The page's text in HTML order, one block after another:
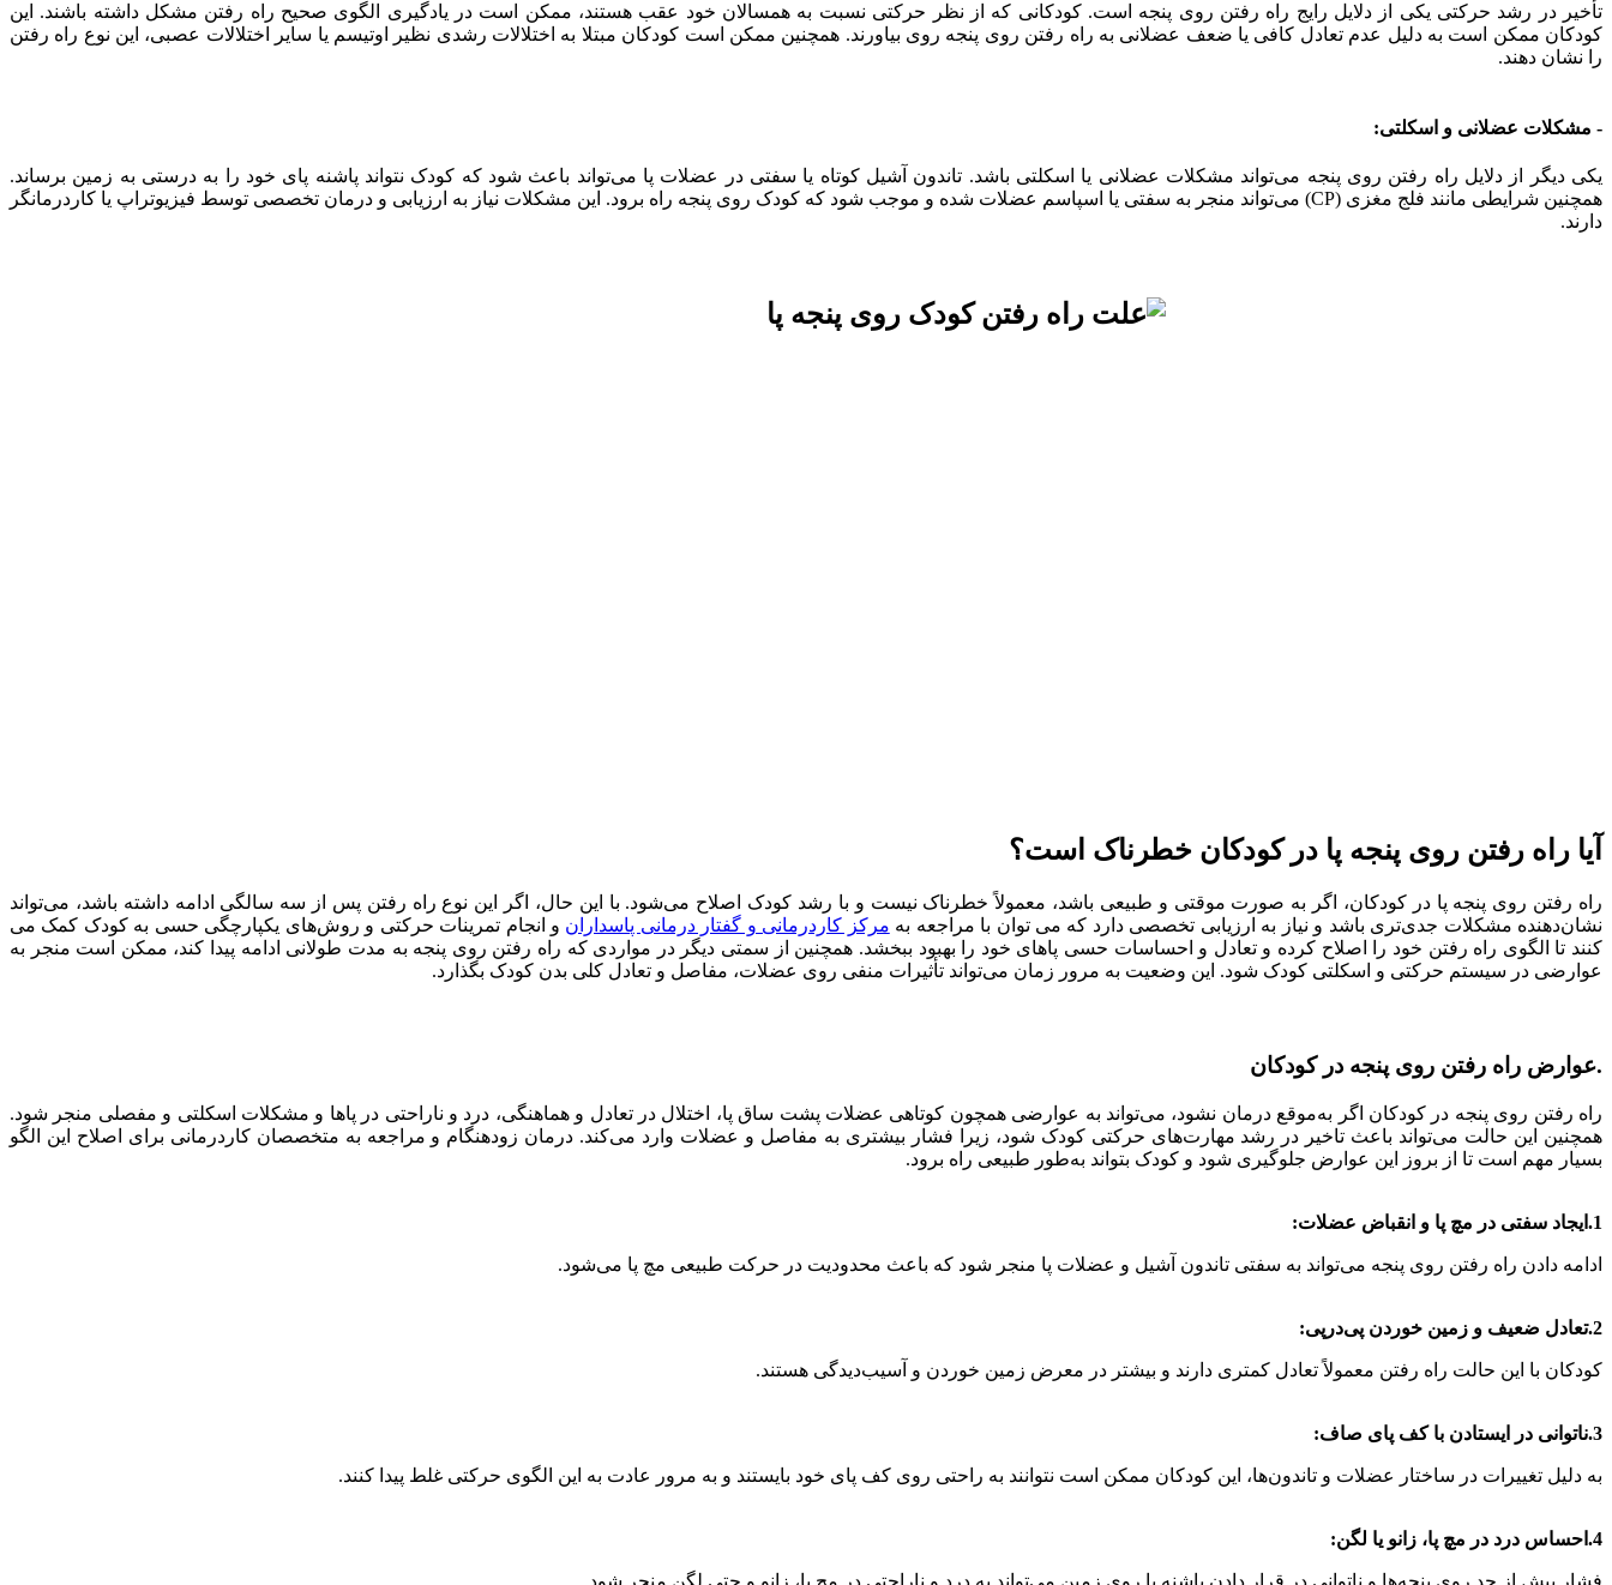
تأخیر در رشد حرکتی یکی از دلایل رایج راه رفتن روی پنجه است. کودکانی که از نظر حرکتی نسبت به همسالان خود عقب هستند، ممکن است در یادگیری الگوی صحیح راه رفتن مشکل داشته باشند. این
کودکان ممکن است به دلیل عدم تعادل کافی یا ضعف عضلانی به راه رفتن روی پنجه روی بیاورند. همچنین ممکن است کودکان مبتلا به اختلالات رشدی نظیر اوتیسم یا سایر اختلالات عصبی، این نوع راه رفتن
را نشان دهند.
- مشکلات عضلانی و اسکلتی:
یکی دیگر از دلایل راه رفتن روی پنجه می‌تواند مشکلات عضلانی یا اسکلتی باشد. تاندون آشیل کوتاه یا سفتی در عضلات پا می‌تواند باعث شود که کودک نتواند پاشنه پای خود را به درستی به زمین برساند.
همچنین شرایطی مانند فلج مغزی (CP) می‌تواند منجر به سفتی یا اسپاسم عضلات شده و موجب شود که کودک روی پنجه راه برود. این مشکلات نیاز به ارزیابی و درمان تخصصی توسط فیزیوتراپ یا کاردرمانگر
دارند.
آیا راه رفتن روی پنجه پا در کودکان خطرناک است؟
راه رفتن روی پنجه پا در کودکان، اگر به صورت موقتی و طبیعی باشد، معمولاً خطرناک نیست و با رشد کودک اصلاح می‌شود. با این حال، اگر این نوع راه رفتن پس از سه سالگی ادامه داشته باشد، می‌تواند
نشان‌دهنده مشکلات جدی‌تری باشد و نیاز به ارزیابی تخصصی دارد که می توان با مراجعه به مرکز کاردرمانی و گفتار درمانی پاسداران و انجام تمرینات حرکتی و روش‌های یکپارچگی حسی به کودک کمک می
کنند تا الگوی راه رفتن خود را اصلاح کرده و تعادل و احساسات حسی پاهای خود را بهبود ببخشد. همچنین از سمتی دیگر در مواردی که راه رفتن روی پنجه به مدت طولانی ادامه پیدا کند، ممکن است منجر به
عوارضی در سیستم حرکتی و اسکلتی کودک شود. این وضعیت به مرور زمان می‌تواند تأثیرات منفی روی عضلات، مفاصل و تعادل کلی بدن کودک بگذارد.
.عوارض راه رفتن روی پنجه در کودکان
راه رفتن روی پنجه در کودکان اگر به‌موقع درمان نشود، می‌تواند به عوارضی همچون کوتاهی عضلات پشت ساق پا، اختلال در تعادل و هماهنگی، درد و ناراحتی در پاها و مشکلات اسکلتی و مفصلی منجر شود.
همچنین این حالت می‌تواند باعث تاخیر در رشد مهارت‌های حرکتی کودک شود، زیرا فشار بیشتری به مفاصل و عضلات وارد می‌کند. درمان زودهنگام و مراجعه به متخصصان کاردرمانی برای اصلاح این الگو
بسیار مهم است تا از بروز این عوارض جلوگیری شود و کودک بتواند به‌طور طبیعی راه برود.
1.ایجاد سفتی در مچ پا و انقباض عضلات:
ادامه دادن راه رفتن روی پنجه می‌تواند به سفتی تاندون آشیل و عضلات پا منجر شود که باعث محدودیت در حرکت طبیعی مچ پا می‌شود.
2.تعادل ضعیف و زمین خوردن پی‌در‌پی:
کودکان با این حالت راه رفتن معمولاً تعادل کمتری دارند و بیشتر در معرض زمین خوردن و آسیب‌دیدگی هستند.
3.ناتوانی در ایستادن با کف پای صاف:
به دلیل تغییرات در ساختار عضلات و تاندون‌ها، این کودکان ممکن است نتوانند به راحتی روی کف پای خود بایستند و به مرور عادت به این الگوی حرکتی غلط پیدا کنند.
4.احساس درد در مچ پا، زانو یا لگن:
فشار بیش از حد روی پنجه‌ها و ناتوانی در قرار دادن پاشنه پا روی زمین می‌تواند به درد و ناراحتی در مچ پا، زانو و حتی لگن منجر شود.